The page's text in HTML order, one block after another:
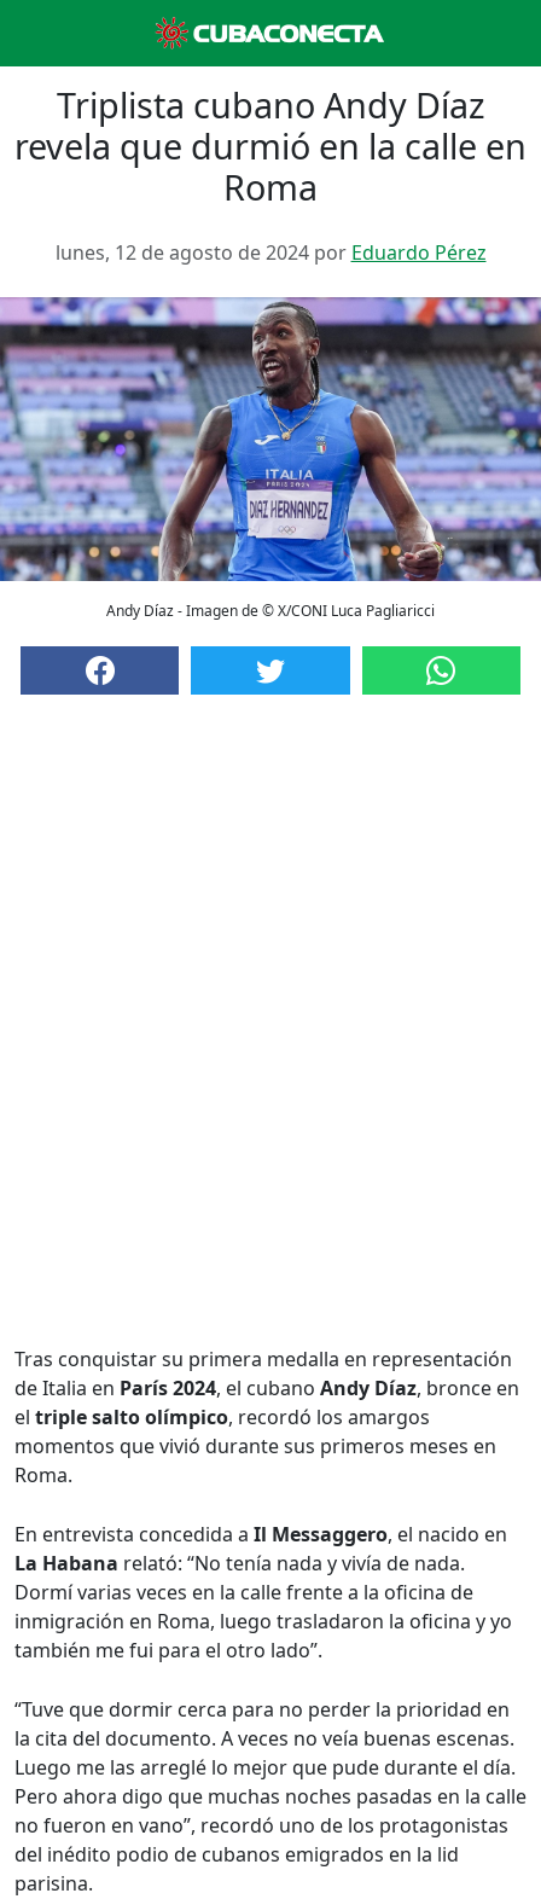
Triplista cubano Andy Díaz
revela que durmió en la calle en
Roma
lunes, 12 de agosto de 2024 por Eduardo Pérez
Andy Díaz - Imagen de © X/CONI Luca Pagliaricci
Tras conquistar su primera medalla en representación
de Italia en París 2024, el cubano Andy Díaz, bronce en
el triple salto olímpico, recordó los amargos
momentos que vivió durante sus primeros meses en
Roma.
En entrevista concedida a Il Messaggero, el nacido en
La Habana relató: “No tenía nada y vivía de nada.
Dormí varias veces en la calle frente a la oficina de
inmigración en Roma, luego trasladaron la oficina y yo
también me fui para el otro lado”.
“Tuve que dormir cerca para no perder la prioridad en
la cita del documento. A veces no veía buenas escenas.
Luego me las arreglé lo mejor que pude durante el día.
Pero ahora digo que muchas noches pasadas en la calle
no fueron en vano”, recordó uno de los protagonistas
del inédito podio de cubanos emigrados en la lid
parisina.